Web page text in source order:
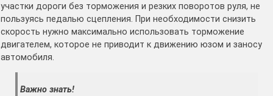
участки дороги без торможения и резких поворотов руля, не
пользуясь педалью сцепления. При необходимости снизить
скорость нужно максимально использовать торможение
двигателем, которое не приводит к движению юзом и заносу
автомобиля.
Важно знать!